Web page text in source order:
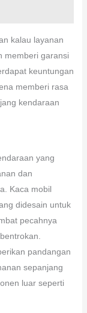
kalau layanan
memberi garansi
keuntungan
memberi rasa
kendaraan
yang
dan
Kaca mobil
didesain untuk
pecahnya
pandangan
sepanjang
luar seperti